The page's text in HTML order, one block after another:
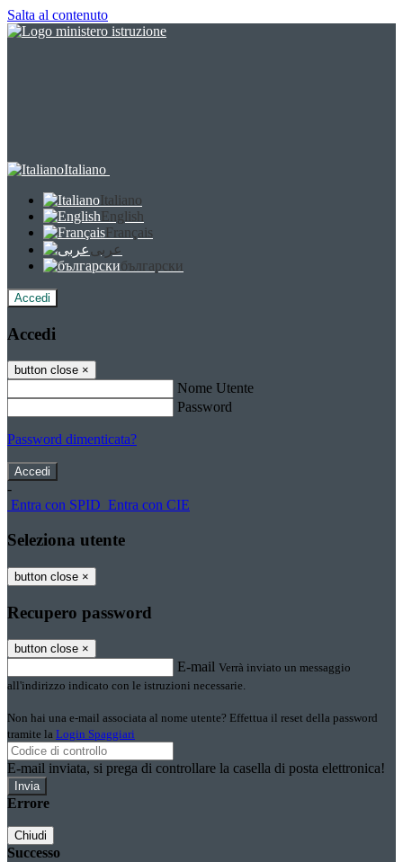
Salta al contenuto
Italiano
Italiano
English
Français
عربى
български
Accedi
Accedi
button close ×
Nome Utente
Password
Password dimenticata?
-
Entra con SPID Entra con CIE
Seleziona utente
button close ×
Recupero password
button close ×
E-mail Verrà inviato un messaggio
all'indirizzo indicato con le istruzioni necessarie.
Non hai una e-mail associata al nome utente? Effettua il reset della password
tramite la Login Spaggiari
E-mail inviata, si prega di controllare la casella di posta elettronica!
Errore
Chiudi
Successo